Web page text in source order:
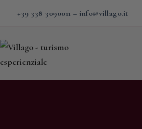
+39 338 3090011 – info@villago.it
Home